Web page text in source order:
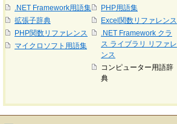
.NET Framework用語集
拡張子辞典
PHP関数リファレンス
マイクロソフト用語集
PHP用語集
Excel関数リファレンス
.NET Framework クラ
ス ライブラリ リファレ
ンス
コンピューター用語辞
典